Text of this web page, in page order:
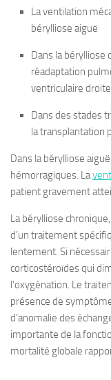
La ventilation
bérylliose aiguë
Dans la bérylliose
réadaptation
ventriculaire droite
Dans des stades
la transplantation
Dans labérylliose aiguë
hémorragiques. La
patient gravement
Labérylliose chronique,
d’un traitement
lentement. Si
corticostéroïdes qui
l’oxygénation. Le
présence de
d’anomalie des
importante de la
mortalité globale